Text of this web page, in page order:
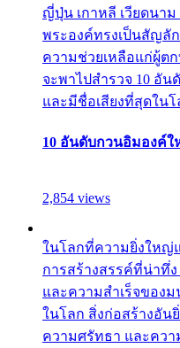
ญี่ปุ่น เกาหลี เวียดนา
พระองค์ทรงเป็นสัญลั
ความช่วยเหลือแก่ผู้ต
จะพาไปสำรวจ 10 อั
และมีชื่อเสียงที่สุดใน
10 อันดับกวนอิมองค์
2,854 views
ในโลกที่ความยิ่งใหญ่
การสร้างสรรค์ที่น่าทึ่
และความสำเร็จขอ
ในโลก สิ่งก่อสร้างอัน
ความศรัทธา และคว